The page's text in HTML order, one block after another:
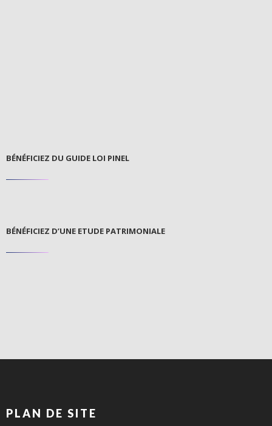
BÉNÉFICIEZ DU GUIDE LOI PINEL
BÉNÉFICIEZ D’UNE ETUDE PATRIMONIALE
PLAN DE SITE